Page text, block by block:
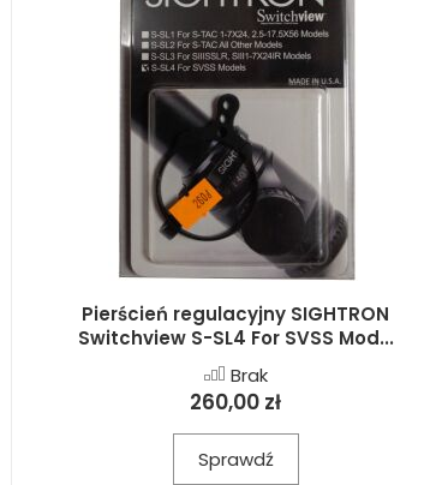
Pierścień regulacyjny SIGHTRON
Switchview S-SL4 For SVSS Mod...
Brak
260,00 zł
Sprawdź